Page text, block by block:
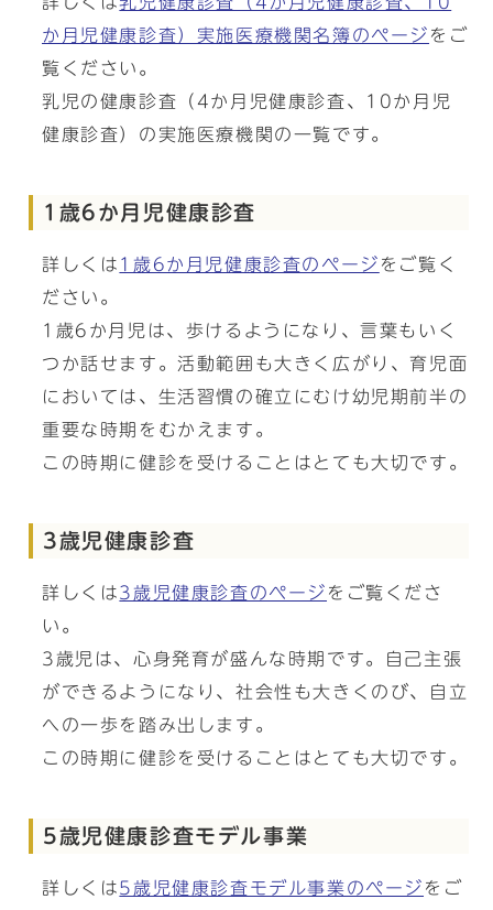
か月児健康診査）実施医療機関名簿のページ をご
覧ください。
乳児の健康診査（4か月児健康診査、10か月児
健康診査）の実施医療機関の一覧です。
1歳6か月児健康診査
詳しくは 1歳6か月児健康診査のページ をご覧く
ださい。
1歳6か月児は、歩けるようになり、言葉もいく
つか話せます。活動範囲も大きく広がり、育児面
においては、生活習慣の確立にむけ幼児期前半の
重要な時期をむかえます。
この時期に健診を受けることはとても大切です。
3歳児健康診査
詳しくは3歳児健康診査のページ をご覧くださ
い。
3歳児は、心身発育が盛んな時期です。自己主張
ができるようになり、社会性も大きくのび、自立
への一歩を踏み出します。
この時期に健診を受けることはとても大切です。
5歳児健康診査モデル事業
詳しくは5歳児健康診査モデル事業のページ をご